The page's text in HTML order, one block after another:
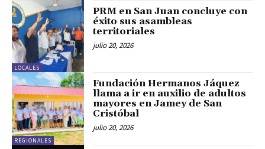
LOCALES
PRM en San Juan concluye con
éxito sus asambleas
territoriales
julio 20, 2026
REGIONALES
Fundación Hermanos Jáquez
llama a ir en auxilio de adultos
mayores en Jamey de San
Cristóbal
julio 20, 2026